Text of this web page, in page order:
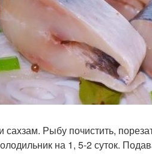
сахзам. Рыбу почистить,
на 1, 5-2 суток.